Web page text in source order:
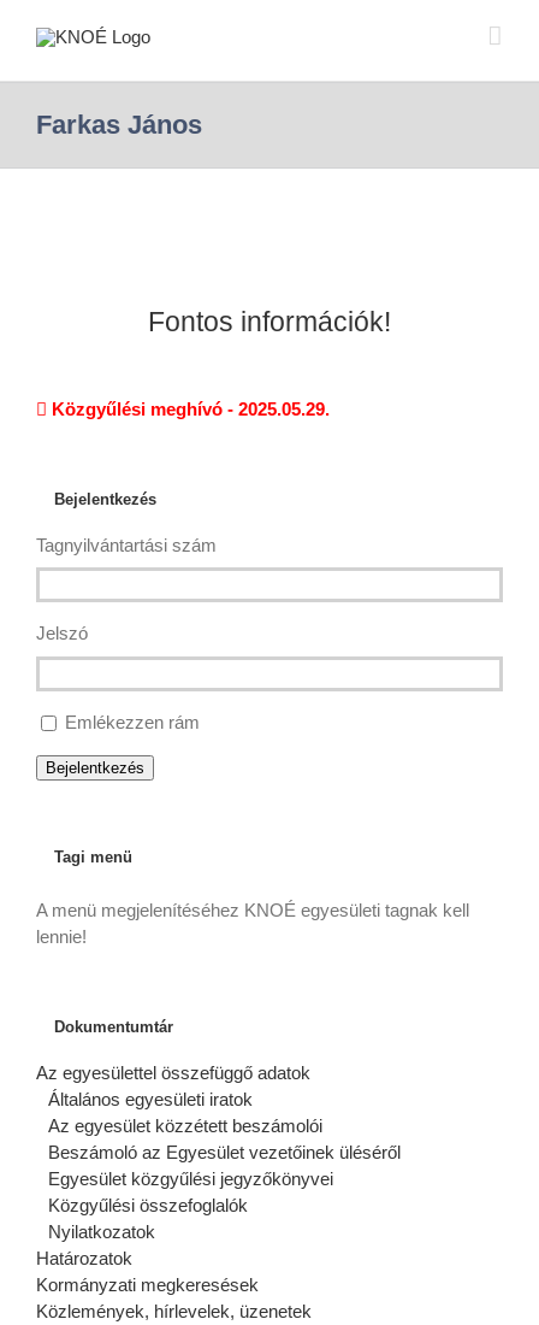
Farkas János
Fontos információk!
Közgyűlési meghívó - 2025.05.29.
Bejelentkezés
Tagnyilvántartási szám
Jelszó
Emlékezzen rám
Bejelentkezés
Tagi menü
A menü megjelenítéséhez KNOÉ egyesületi tagnak kell
lennie!
Dokumentumtár
Az egyesülettel összefüggő adatok
Általános egyesületi iratok
Az egyesület közzétett beszámolói
Beszámoló az Egyesület vezetőinek üléséről
Egyesület közgyűlési jegyzőkönyvei
Közgyűlési összefoglalók
Nyilatkozatok
Határozatok
Kormányzati megkeresések
Közlemények, hírlevelek, üzenetek